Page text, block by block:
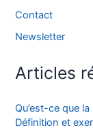
Contact
Newsletter
Articles
Qu’est-ce que
Définition et